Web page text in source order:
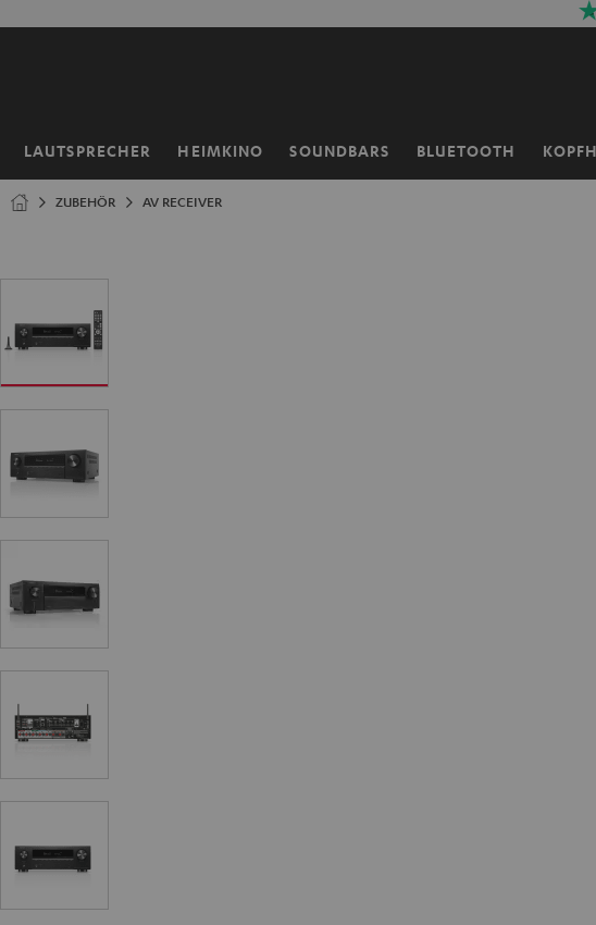
LAUTSPRECHER HEIMKINO SOUNDBARS BLUETOOTH
Startseite
ZUBEHÖR AV RECEIVER